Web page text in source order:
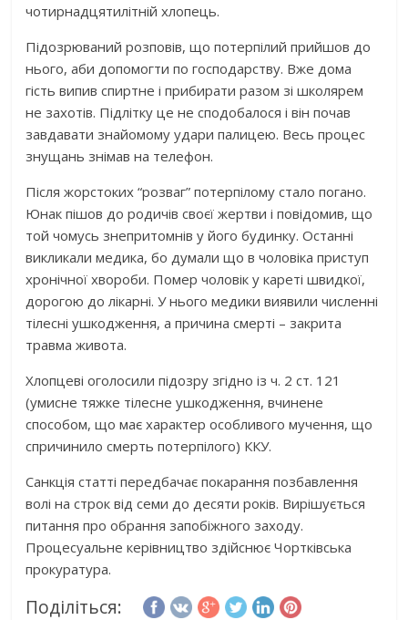
чотирнадцятилітній хлопець.
Підозрюваний розповів, що потерпілий прийшов до
нього, аби допомогти по господарству. Вже дома
гість випив спиртне і прибирати разом зі школярем
не захотів. Підлітку це не сподобалося і він почав
завдавати знайомому удари палицею. Весь процес
знущань знімав на телефон.
Після жорстоких “розваг” потерпілому стало погано.
Юнак пішов до родичів своєї жертви і повідомив, що
той чомусь знепритомнів у його будинку. Останні
викликали медика, бо думали що в чоловіка приступ
хронічної хвороби. Помер чоловік у кареті швидкої,
дорогою до лікарні. У нього медики виявили численні
тілесні ушкодження, а причина смерті – закрита
травма живота.
Хлопцеві оголосили підозру згідно із ч. 2 ст. 121
(умисне тяжке тілесне ушкодження, вчинене
способом, що має характер особливого мучення, що
спричинило смерть потерпілого) ККУ.
Санкція статті передбачає покарання позбавлення
волі на строк від семи до десяти років. Вирішується
питання про обрання запобіжного заходу.
Процесуальне керівництво здійснює Чортківська
прокуратура.
Поділіться: